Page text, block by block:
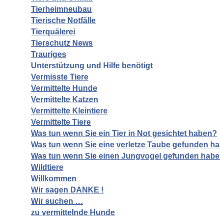
Tierheimneubau
Tierische Notfälle
Tierquälerei
Tierschutz News
Trauriges
Unterstützung und Hilfe benötigt
Vermisste Tiere
Vermittelte Hunde
Vermittelte Katzen
Vermittelte Kleintiere
Vermittelte Tiere
Was tun wenn Sie ein Tier in Not gesichtet haben?
Was tun wenn Sie eine verletze Taube gefunden
Was tun wenn Sie einen Jungvogel gefunden
Wildtiere
Willkommen
Wir sagen DANKE !
Wir suchen …
zu vermittelnde Hunde